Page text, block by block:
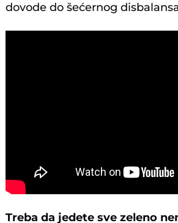
dovode do šećernog
Treba da jedete sve zeleno